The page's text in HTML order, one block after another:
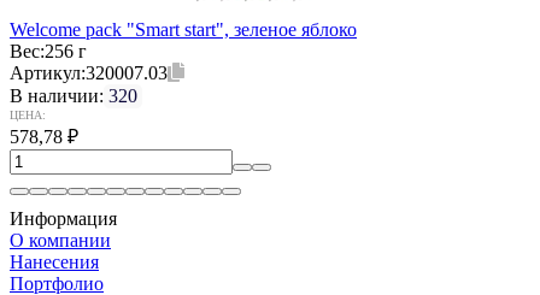
Welcome pack "Smart start", зеленое яблоко
Вес:256 г
Артикул:320007.03
В наличии: 320
ЦЕНА:
578,78 ₽
Информация
О компании
Нанесения
Портфолио